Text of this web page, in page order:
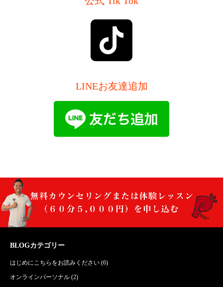
LINEお友達追加
BLOGカテゴリー
はじめにこちらをお読みください (6)
オンラインパーソナル (2)